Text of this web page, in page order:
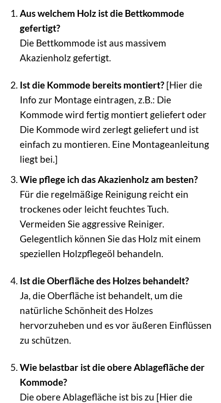
Aus welchem Holz ist die Bettkommode
gefertigt?
Die Bettkommode ist aus massivem
Akazienholz gefertigt.
Ist die Kommode bereits montiert?[Hier die
Info zur Montage eintragen, z.B.: Die
Kommode wird fertig montiert geliefert oder
Die Kommode wird zerlegt geliefert und ist
einfach zu montieren. Eine Montageanleitung
liegt bei.]
Wie pflege ich das Akazienholz am besten?
Für die regelmäßige Reinigung reicht ein
trockenes oder leicht feuchtes Tuch.
Vermeiden Sie aggressive Reiniger.
Gelegentlich können Sie das Holz mit einem
speziellen Holzpflegeöl behandeln.
Ist die Oberfläche des Holzes behandelt?
Ja, die Oberfläche ist behandelt, um die
natürliche Schönheit des Holzes
hervorzuheben und es vor äußeren Einflüssen
zu schützen.
Wie belastbar ist die obere Ablagefläche der
Kommode?
Die obere Ablagefläche ist bis zu [Hier die